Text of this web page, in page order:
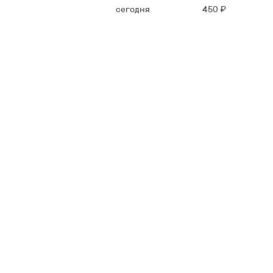
сегодня 450 ₽